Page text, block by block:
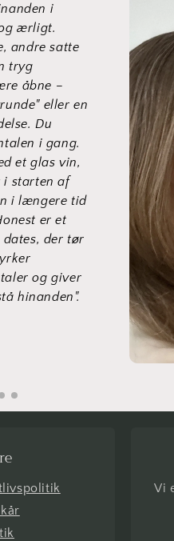
i
ærligt.
andre satte
tryg
åbne –
eller en
Du
i gang.
et glas vin,
i starten af
i længere tid
er et
der tør
og giver
hinanden".
Vi